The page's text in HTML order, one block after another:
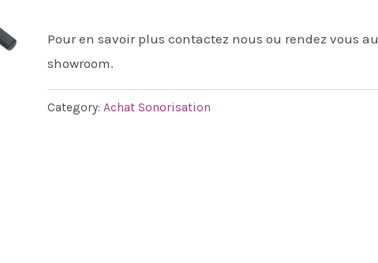
Pour en savoir plus contactez nous ou rendez vous au
showroom.
Category: Achat Sonorisation